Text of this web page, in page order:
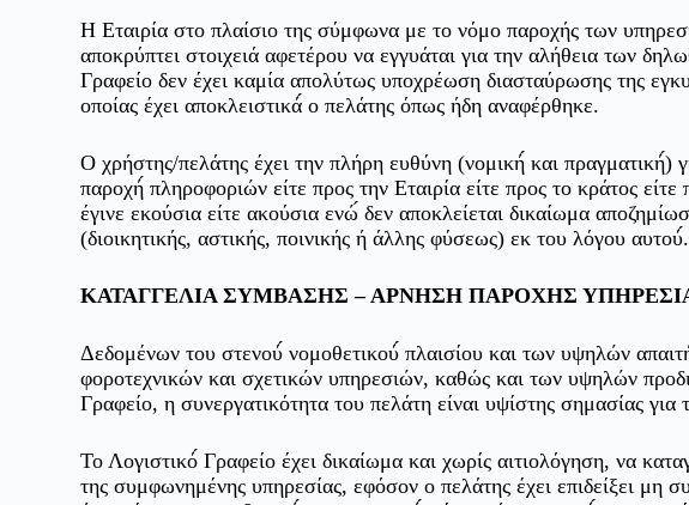
Η Εταιρία στο πλαίσιο της σύμφωνα με το νόμο παροχής των
αποκρύπτει στοιχειά αφετέρου να εγγυάται για την αλήθεια των
Γραφείο δεν έχει καμία απολύτως υποχρέωση διασταύρωσης της
οποίας έχει αποκλειστικά́ ο πελάτης όπως ήδη αναφέρθηκε.
Ο χρήστης/πελάτης έχει την πλήρη ευθύνη (νομική́ και
παροχή́ πληροφοριών είτε προς την Εταιρία είτε προς το κράτος
έγινε εκούσια είτε ακούσια ενώ́ δεν αποκλείεται δικαίωμα
(διοικητικής, αστικής, ποινικής ή άλλης φύσεως) εκ του λόγου αυτού́.
ΚΑΤΑΓΓΕΛΙΑ ΣΥΜΒΑΣΗΣ – ΑΡΝΗΣΗ ΠΑΡΟΧΗΣ
Δεδομένων του στενού́ νομοθετικού́ πλαισίου και των υψηλών
φοροτεχνικών και σχετικών υπηρεσιών, καθώς και των υψηλών
Γραφείο, η συνεργατικότητα του πελάτη είναι υψίστης σημασίας
Το Λογιστικό́ Γραφείο έχει δικαίωμα και χωρίς αιτιολόγηση, να
της συμφωνημένης υπηρεσίας, εφόσον ο πελάτης έχει επιδείξει μη